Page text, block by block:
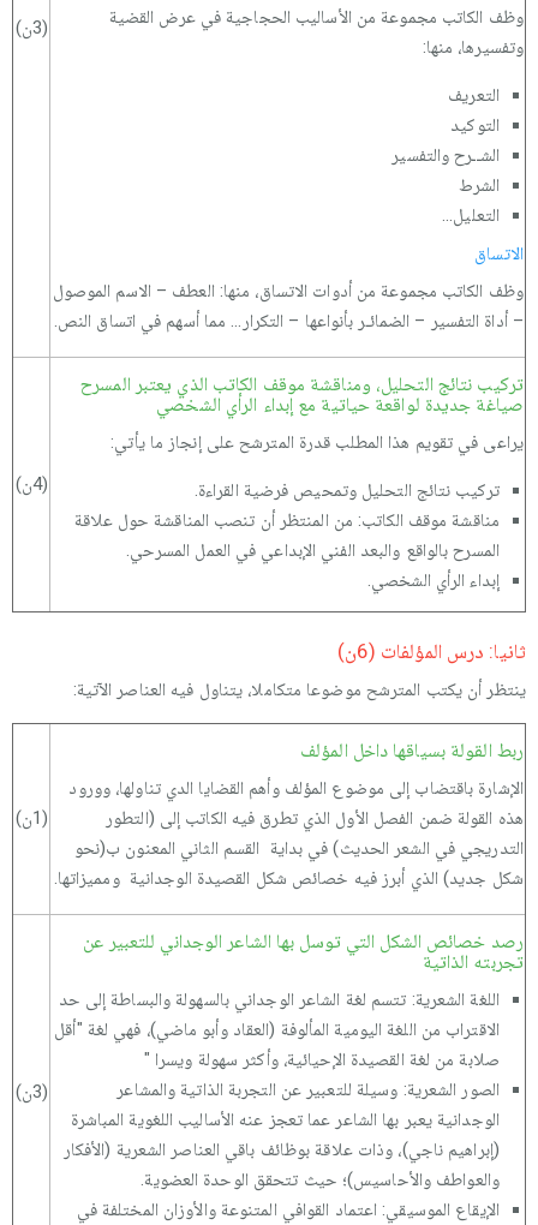
وظف الكاتب مجموعة من الأساليب الحجاجية في عرض القضية
وتفسيرها، منها:
التعريف
التوكيد
الشــرح والتفسير
الشرط
التعليل...
الاتساق
وظف الكاتب مجموعة من أدوات الاتساق، منها: العطف – الاسم الموصول
– أداة التفسير – الضمائـر بأنواعها – التكرار... مما أسهم في اتساق النص.
(3ن)
تركيب نتائج التحليل، ومناقشة موقف الكاتب الذي يعتبر المسرح
صياغة جديدة لواقعة حياتية مع إبداء الرأي الشخصي
يراعى في تقويم هذا المطلب قدرة المترشح على إنجاز ما يأتي:
تركيب نتائج التحليل وتمحيص فرضية القراءة.
مناقشة موقف الكاتب: من المنتظر أن تنصب المناقشة حول علاقة
المسرح بالواقع والبعد الفني الإبداعي في العمل المسرحي.
إبداء الرأي الشخصي.
(4ن)
ثانيا: درس المؤلفات (6ن)
ينتظر أن يكتب المترشح موضوعا متكاملا، يتناول فيه العناصر الآتية:
ربط القولة بسياقها داخل المؤلف
الإشارة باقتضاب إلى موضوع المؤلف وأهم القضايا الدي تناولها، وورود
هذه القولة ضمن الفصل الأول الذي تطرق فيه الكاتب إلى (التطور
التدريجي في الشعر الحديث) في بداية القسم الثاني المعنون ب(نحو
شكل جديد) الذي أبرز فيه خصائص شكل القصيدة الوجدانية ومميزاتها.
(1ن)
رصد خصائص الشكل التي توسل بها الشاعر الوجداني للتعبير عن
تجربته الذاتية
اللغة الشعرية: تتسم لغة الشاعر الوجداني بالسهولة والبساطة إلى حد
الاقتراب من اللغة اليومية المألوفة (العقاد وأبو ماضي)، فهي لغة "أقل
صلابة من لغة القصيدة الإحيائية، وأكثر سهولة ويسرا "
الصور الشعرية: وسيلة للتعبير عن التجربة الذاتية والمشاعر
الوجدانية يعبر بها الشاعر عما تعجز عنه الأساليب اللغوية المباشرة
(إبراهيم ناجي)، وذات علاقة بوظائف باقي العناصر الشعرية (الأفكار
والعواطف والأحاسيس)؛ حيث تتحقق الوحدة العضوية.
الإيقاع الموسيقي: اعتماد القوافي المتنوعة والأوزان المختلفة في
(3ن)